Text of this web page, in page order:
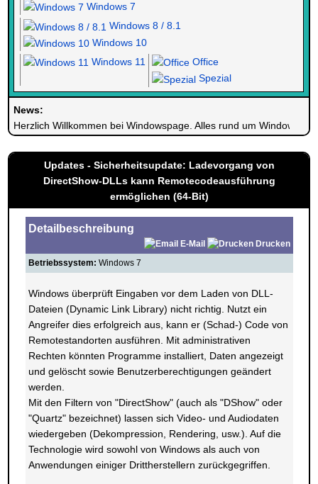
Windows 7
Windows 8 / 8.1
Windows 10
Windows 11
Office
Spezial
News:
Herzlich Willkommen bei Windowspage. Alles rund um Windows.
Updates - Sicherheitsupdate: Ladevorgang von
DirectShow-DLLs kann Remotecodeausführung
ermöglichen (64-Bit)
Detailbeschreibung
E-Mail
Drucken
Betriebssystem: Windows 7
Windows überprüft Eingaben vor dem Laden von DLL-
Dateien (Dynamic Link Library) nicht richtig. Nutzt ein
Angreifer dies erfolgreich aus, kann er (Schad-) Code von
Remotestandorten ausführen. Mit administrativen
Rechten könnten Programme installiert, Daten angezeigt
und gelöscht sowie Benutzerberechtigungen geändert
werden.
Mit den Filtern von "DirectShow" (auch als "DShow" oder
"Quartz" bezeichnet) lassen sich Video- und Audiodaten
wiedergeben (Dekompression, Rendering, usw.). Auf die
Technologie wird sowohl von Windows als auch von
Anwendungen einiger Drittherstellern zurückgegriffen.